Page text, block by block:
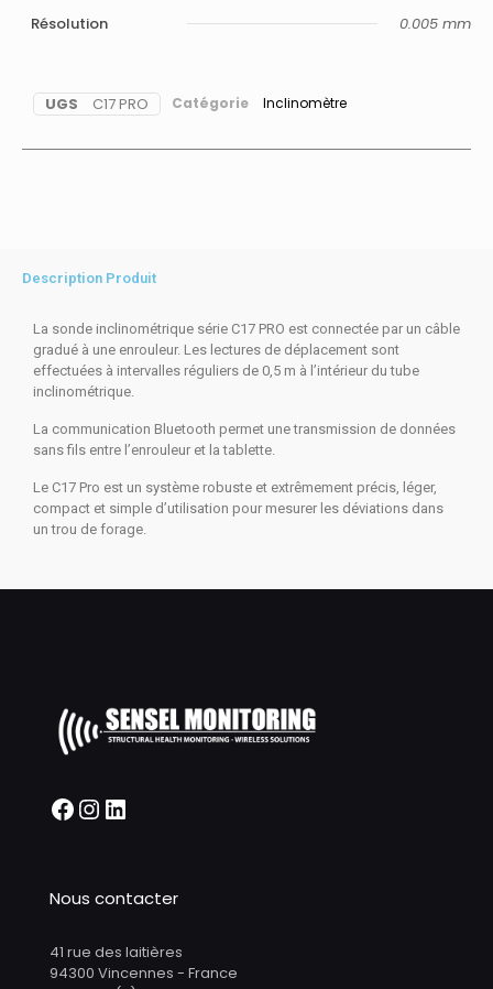
Description Produit
La sonde inclinométrique série C17 PRO est connectée par un câble
gradué à une enrouleur. Les lectures de déplacement sont
effectuées à intervalles réguliers de 0,5 m à l’intérieur du tube
inclinométrique.
La communication Bluetooth permet une transmission de données
sans fils entre l’enrouleur et la tablette.
Le C17 Pro est un système robuste et extrêmement précis, léger,
compact et simple d’utilisation pour mesurer les déviations dans
un trou de forage.
Résolution
0.005 mm
UGS C17 PRO Catégorie Inclinomètre
Nous contacter
41 rue des laitières
94300 Vincennes - France